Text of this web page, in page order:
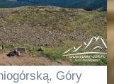
Góry